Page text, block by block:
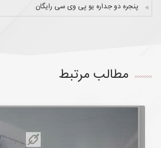
پنجره دو جداره یو پی وی سی رایگان
مطالب مرتبط